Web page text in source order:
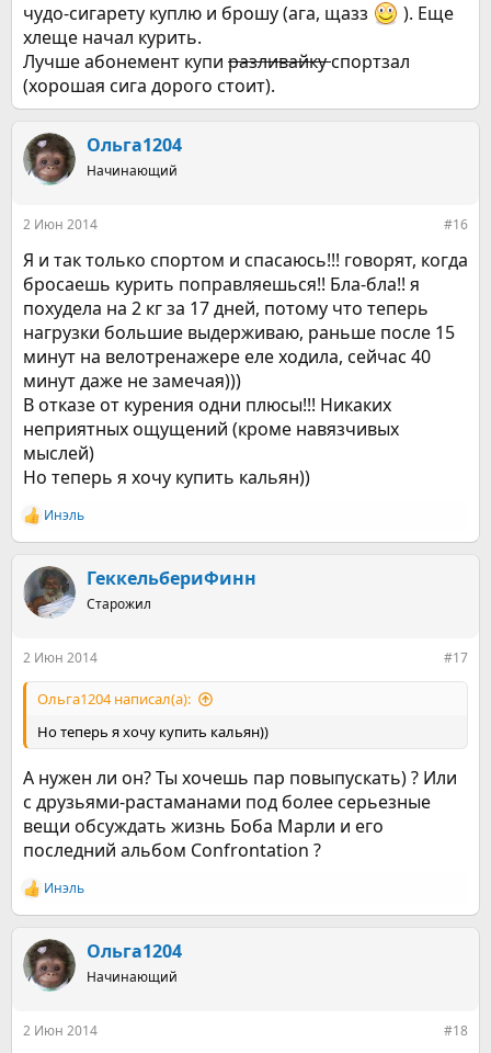
чудо-сигарету куплю и брошу (ага, щазз
). Еще
хлеще начал курить.
Лучше абонемент купи разливайкуспортзал
(хорошая сига дорого стоит).
Ольга1204
Начинающий
2 Июн 2014 #16
Я и так только спортом и спасаюсь!!! говорят, когда
бросаешь курить поправляешься!! Бла-бла!! я
похудела на 2 кг за 17 дней, потому что теперь
нагрузки большие выдерживаю, раньше после 15
минут на велотренажере еле ходила, сейчас 40
минут даже не замечая)))
В отказе от курения одни плюсы!!! Никаких
неприятных ощущений (кроме навязчивых
мыслей)
Но теперь я хочу купить кальян))
Р
е
к
ц
и
Инэль
ГеккельбериФинн
Старожил
2 Июн 2014 #17
Ольга1204 написал(а):
Но теперь я хочу купить кальян))
А нужен ли он? Ты хочешь пар повыпускать) ? Или
с друзьями-растаманами под более серьезные
вещи обсуждать жизнь Боба Марли и его
последний альбом Confrontation ?
Р
е
к
ц
и
Инэль
Ольга1204
Начинающий
2 Июн 2014 #18